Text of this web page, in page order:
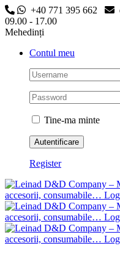
Skip
to
content
+40 771 395 662
09.00 -
Mehedinți
Contul meu
Tine-ma minte
Register